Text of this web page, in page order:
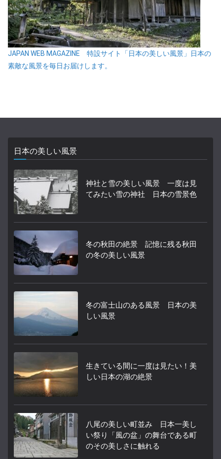
JAPAN WEB MAGAZINE 特設サイト「日本の美しい風景」日本の
素敵な風景を毎日お届けします。
日本の美しい風景
神社と雪の美しい風景 一度は見
てみたい雪の神社 日本の雪景色
冬の秋田の絶景 記憶に残る秋田
の冬の美しい風景
冬の富士山のある風景 日本の美
しい風景
生きている間に一度は見たい！美
しい日本の湖の絶景
八尾の美しい町並み 日本一美し
い祭り「風の盆」の舞台である町
のその美しさに触れる